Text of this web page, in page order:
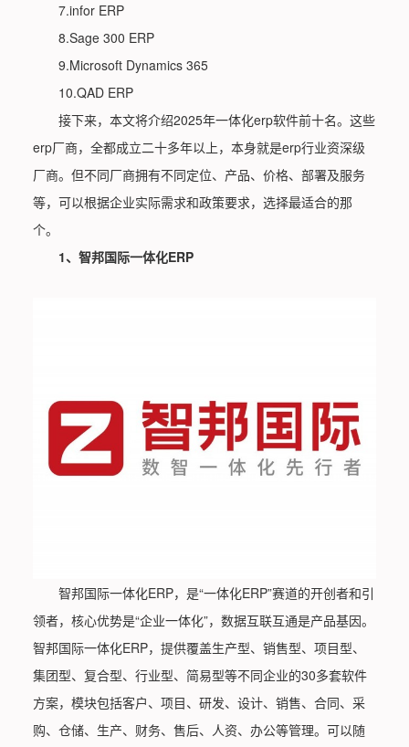
7.infor ERP
8.Sage 300 ERP
9.Microsoft Dynamics 365
10.QAD ERP
接下来，本文将介绍2025年一体化erp软件前十名。这些
erp厂商，全都成立二十多年以上，本身就是erp行业资深级
厂商。但不同厂商拥有不同定位、产品、价格、部署及服务
等，可以根据企业实际需求和政策要求，选择最适合的那
个。
1、智邦国际一体化ERP
智邦国际一体化ERP，是“一体化ERP”赛道的开创者和引
领者，核心优势是“企业一体化”，数据互联互通是产品基因。
智邦国际一体化ERP，提供覆盖生产型、销售型、项目型、
集团型、复合型、行业型、简易型等不同企业的30多套软件
方案，模块包括客户、项目、研发、设计、销售、合同、采
购、仓储、生产、财务、售后、人资、办公等管理。可以随